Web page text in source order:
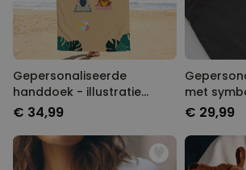
Gepersonaliseerde
handdoek - illustratie
vriendinnen strand
€ 34,99
met
€ 29,99